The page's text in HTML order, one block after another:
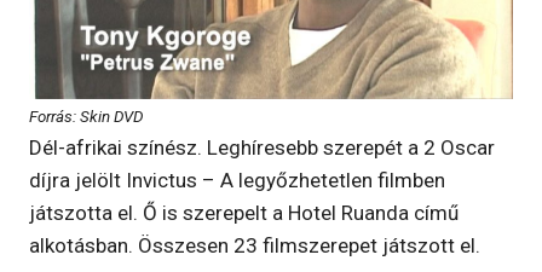
Forrás: Skin DVD
Dél-afrikai színész. Leghíresebb szerepét a 2 Oscar
díjra jelölt Invictus – A legyőzhetetlen filmben
játszotta el. Ő is szerepelt a Hotel Ruanda című
alkotásban. Összesen 23 filmszerepet játszott el.